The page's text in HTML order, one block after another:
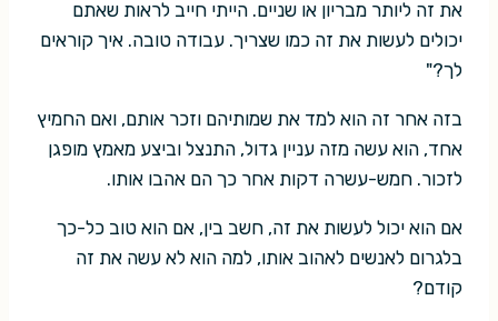
את זה ליותר מבריון או שניים. הייתי חייב לראות שאתם
יכולים לעשות את זה כמו שצריך. עבודה טובה. איך קוראים
לך?"
בזה אחר זה הוא למד את שמותיהם וזכר אותם, ואם החמיץ
אחד, הוא עשה מזה עניין גדול, התנצל וביצע מאמץ מופגן
לזכור. חמש-עשרה דקות אחר כך הם אהבו אותו.
אם הוא יכול לעשות את זה, חשב בין, אם הוא טוב כל-כך
בלגרום לאנשים לאהוב אותו, למה הוא לא עשה את זה
קודם?